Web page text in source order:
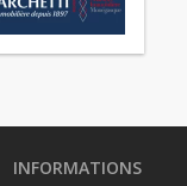
INFORMATIONS